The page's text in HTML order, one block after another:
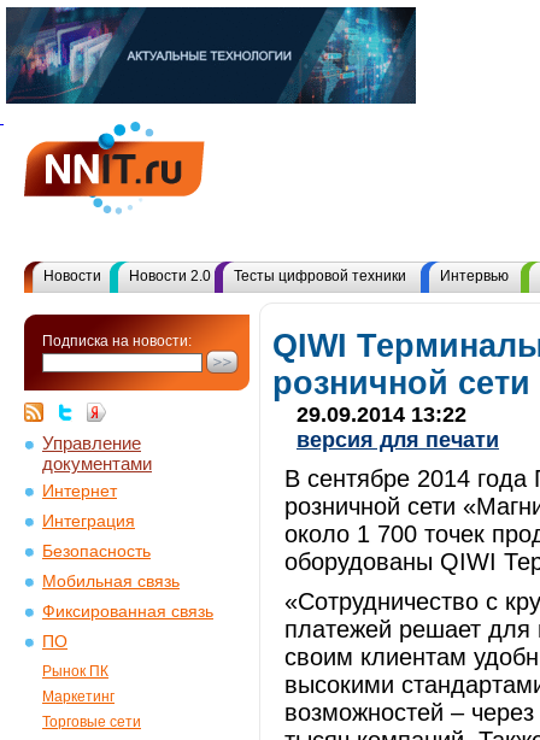
Новости Новости 2.0 Тесты цифровой техники Интервью
Подписка на новости:
Управление
документами
Интернет
Интеграция
Безопасность
Мобильная связь
Фиксированная связь
ПО
Рынок ПК
Маркетинг
Торговые сети
QIWI
розничной сети
29.09.2014 13:22
версия для печати
В сентябре 2014
розничной сети
около 1 700 точек
оборудованы QIWI
«Сотрудничество с
платежей решает для
своим клиентам
высокими
возможностей –